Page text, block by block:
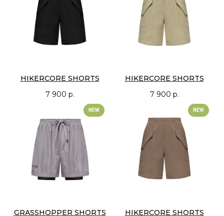
отверстия выпускают воздух и не дают ткани «надуваться» при
активности или в воде.
Цвета — приглушённые и базовые: чёрный, серый, пыльно-оливковый,
темно-голубой. Лаконичный брендинг в рамках линейки Sport and
HIKERCORE SHORTS
7 900 р.
HIKERCORE SHORTS
7 900 р.
NEW
GRASSHOPPER SHORTS
NEW
HIKERCORE SHORTS